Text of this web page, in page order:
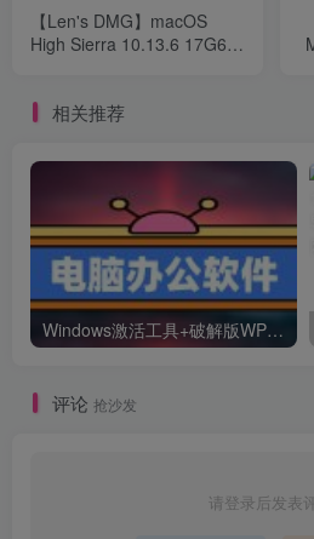
【Len's DMG】macOS
High Sierra 10.13.6 17G65
相关推荐
Windows激活工具+破解版WPS+破解版pdf(可编辑)+办公文件转换工具
评论 抢沙发
请登录后发表